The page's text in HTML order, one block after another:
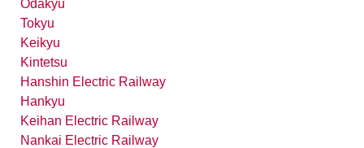
配線略図で辿る未成線
Odakyu
Tokyu
Keikyu
Kintetsu
Hanshin Electric Railway
Hankyu
Keihan Electric Railway
Nankai Electric Railway